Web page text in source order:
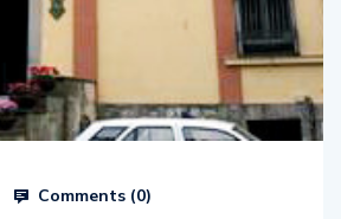
Comments (0)